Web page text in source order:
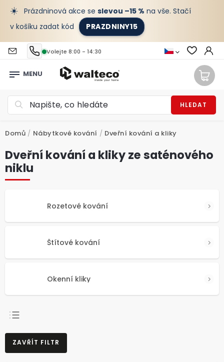
☀️ Prázdninová akce se slevou –15 % na vše. Stačí
v košíku zadat kód
PRAZDNINY15
Volejte 8:00 - 14:30
HLEDAT
Domů / Nábytkové kování / Dveřní kování a kliky
Dveřní kování a kliky ze saténového
niklu
Rozetové kování
Štítové kování
Okenní kliky
NEJPRODÁVANĚJŠÍ
NEJLEVNĚJŠÍ
ZAVŘÍT FILTR